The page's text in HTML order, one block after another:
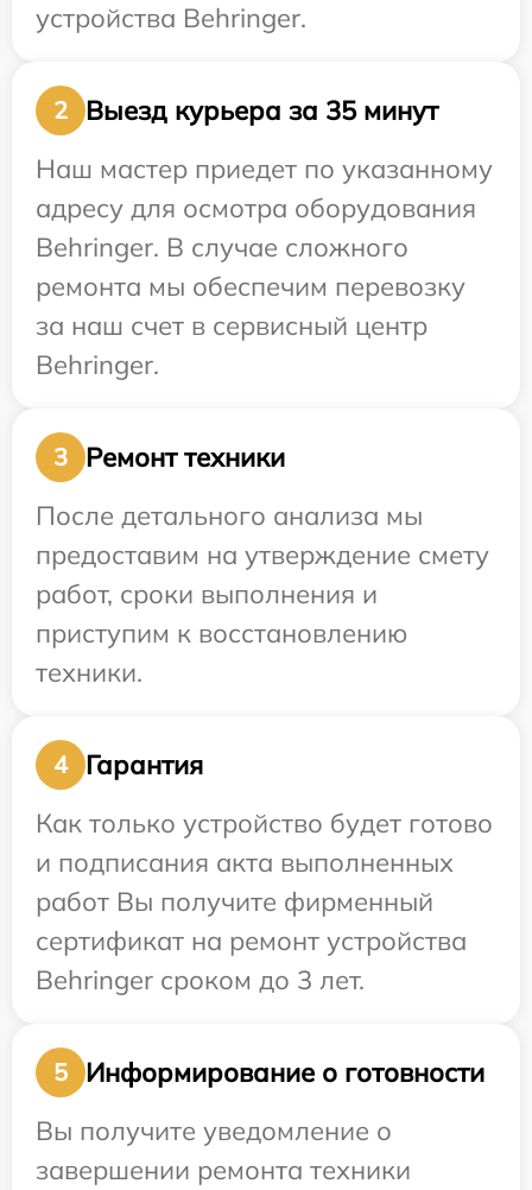
устройства Behringer.
2
Выезд курьера за 35 минут
Наш мастер приедет по указанному
адресу для осмотра оборудования
Behringer. В случае сложного
ремонта мы обеспечим перевозку
за наш счет в сервисный центр
Behringer.
3
Ремонт техники
После детального анализа мы
предоставим на утверждение смету
работ, сроки выполнения и
приступим к восстановлению
техники.
4
Гарантия
Как только устройство будет готово
и подписания акта выполненных
работ Вы получите фирменный
сертификат на ремонт устройства
Behringer сроком до 3 лет.
5
Информирование о готовности
Вы получите уведомление о
завершении ремонта техники